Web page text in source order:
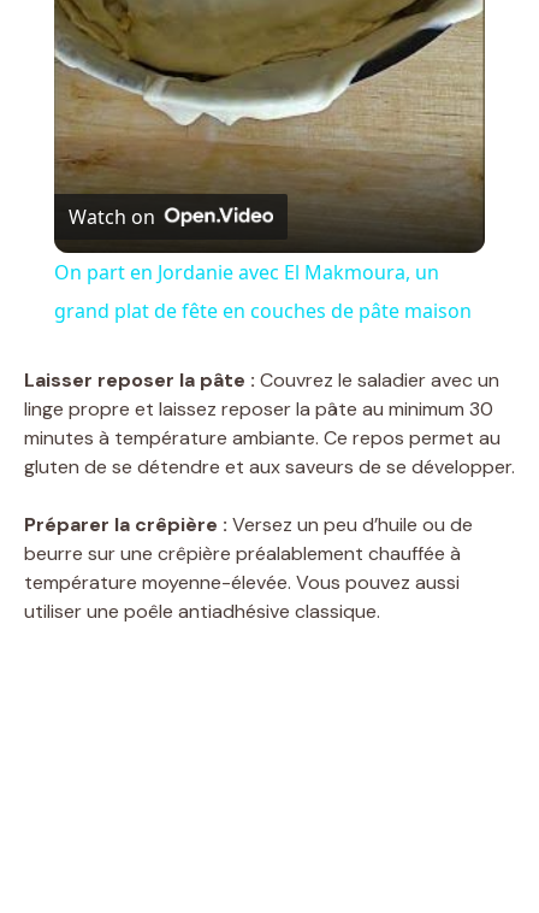
a
y
V
i
e
o
Watch on
On part en Jordanie avec El Makmoura, un
grand plat de fête en couches de pâte maison
Laisser reposer la pâte : Couvrez le saladier avec un
linge propre et laissez reposer la pâte au minimum 30
minutes à température ambiante. Ce repos permet au
gluten de se détendre et aux saveurs de se développer.
Préparer la crêpière : Versez un peu d’huile ou de
beurre sur une crêpière préalablement chauffée à
température moyenne-élevée. Vous pouvez aussi
utiliser une poêle antiadhésive classique.